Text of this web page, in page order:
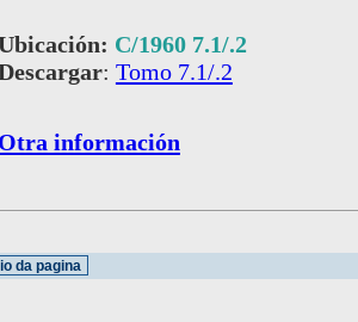
C/1960 7.1/.2
: Tomo 7.1/.2
Otra información